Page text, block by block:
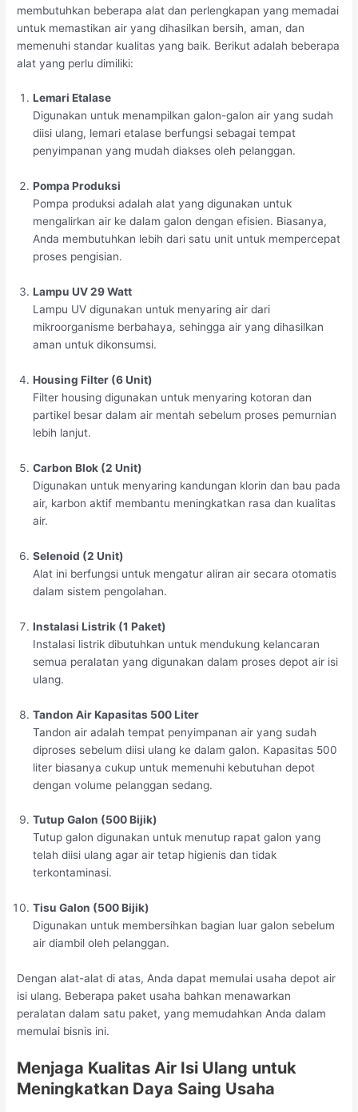
membutuhkan beberapa alat dan perlengkapan yang memadai
untuk memastikan air yang dihasilkan bersih, aman, dan
memenuhi standar kualitas yang baik. Berikut adalah beberapa
alat yang perlu dimiliki:
Lemari Etalase
Digunakan untuk menampilkan galon-galon air yang sudah
diisi ulang, lemari etalase berfungsi sebagai tempat
penyimpanan yang mudah diakses oleh pelanggan.
Pompa Produksi
Pompa produksi adalah alat yang digunakan untuk
mengalirkan air ke dalam galon dengan efisien. Biasanya,
Anda membutuhkan lebih dari satu unit untuk mempercepat
proses pengisian.
Lampu UV 29 Watt
Lampu UV digunakan untuk menyaring air dari
mikroorganisme berbahaya, sehingga air yang dihasilkan
aman untuk dikonsumsi.
Housing Filter (6 Unit)
Filter housing digunakan untuk menyaring kotoran dan
partikel besar dalam air mentah sebelum proses pemurnian
lebih lanjut.
Carbon Blok (2 Unit)
Digunakan untuk menyaring kandungan klorin dan bau pada
air, karbon aktif membantu meningkatkan rasa dan kualitas
air.
Selenoid (2 Unit)
Alat ini berfungsi untuk mengatur aliran air secara otomatis
dalam sistem pengolahan.
Instalasi Listrik (1 Paket)
Instalasi listrik dibutuhkan untuk mendukung kelancaran
semua peralatan yang digunakan dalam proses depot air isi
ulang.
Tandon Air Kapasitas 500 Liter
Tandon air adalah tempat penyimpanan air yang sudah
diproses sebelum diisi ulang ke dalam galon. Kapasitas 500
liter biasanya cukup untuk memenuhi kebutuhan depot
dengan volume pelanggan sedang.
Tutup Galon (500 Bijik)
Tutup galon digunakan untuk menutup rapat galon yang
telah diisi ulang agar air tetap higienis dan tidak
terkontaminasi.
Tisu Galon (500 Bijik)
Digunakan untuk membersihkan bagian luar galon sebelum
air diambil oleh pelanggan.
Dengan alat-alat di atas, Anda dapat memulai usaha depot air
isi ulang. Beberapa paket usaha bahkan menawarkan
peralatan dalam satu paket, yang memudahkan Anda dalam
memulai bisnis ini.
Menjaga Kualitas Air Isi Ulang untuk
Meningkatkan Daya Saing Usaha